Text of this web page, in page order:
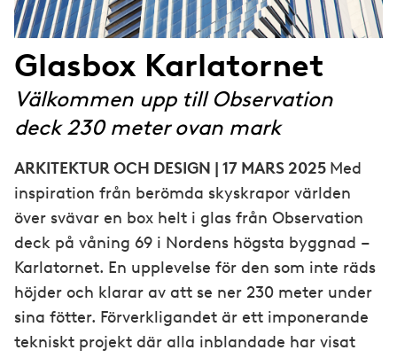
Glasbox Karlatornet
Välkommen upp till Observation
deck 230 meter ovan mark
ARKITEKTUR OCH DESIGN | 17 MARS 2025 Med
inspiration från berömda skyskrapor världen
över svävar en box helt i glas från Observation
deck på våning 69 i Nordens högsta byggnad –
Karlatornet. En upplevelse för den som inte räds
höjder och klarar av att se ner 230 meter under
sina fötter. Förverkligandet är ett imponerande
tekniskt projekt där alla inblandade har visat